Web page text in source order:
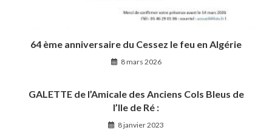
64 ème anniversaire du Cessez le feu en Algérie
8 mars 2026
GALETTE de l’Amicale des Anciens Cols Bleus de
l’Ile de Ré :
8 janvier 2023